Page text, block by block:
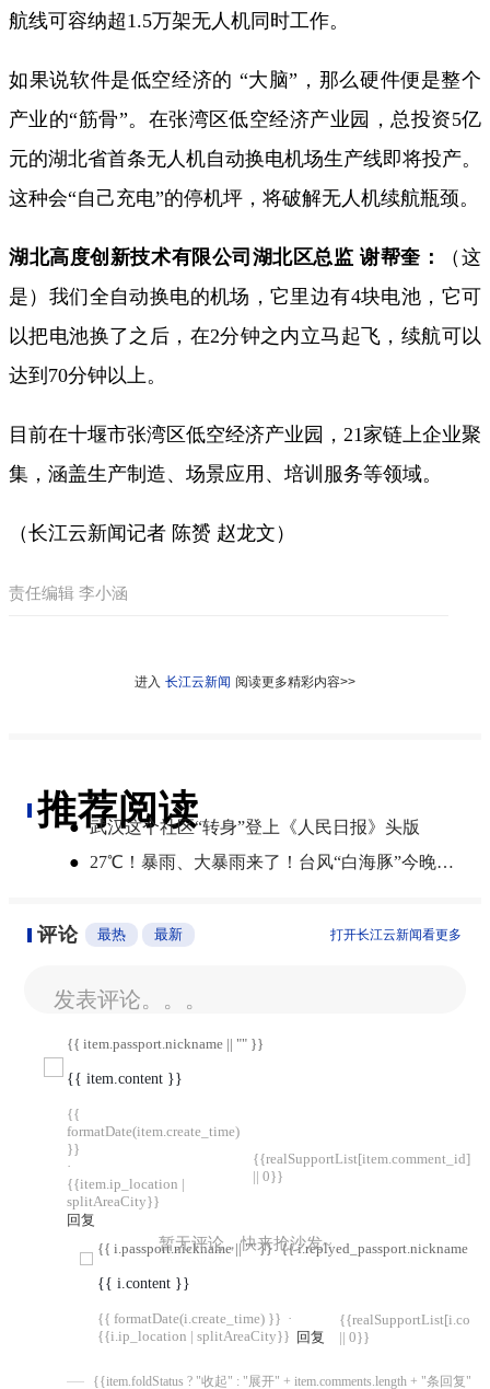
航线可容纳超1.5万架无人机同时工作。
如果说软件是低空经济的 “大脑”，那么硬件便是整个
产业的“筋骨”。在张湾区低空经济产业园，总投资5亿
元的湖北省首条无人机自动换电机场生产线即将投产。
这种会“自己充电”的停机坪，将破解无人机续航瓶颈。
湖北高度创新技术有限公司湖北区总监 谢帮奎：
（这
是）我们全自动换电的机场，它 里边有4块电池， 它可
以把电池换了之后， 在2分钟之内立马起飞， 续航可以
达到70分钟以上。
目前在十堰市张湾区低空经济产业园，21家链上企业聚
集，涵盖生产制造、场景应用、培训服务等领域。
（长江云新闻记者 陈赟 赵龙文）
责任编辑 李小涵
进入 长江云新闻 阅读更多精彩内容>>
推荐阅读
● 武汉这个社区“转身”登上《人民日报》头版
●
27℃！暴雨、大暴雨来了！台风“白海豚”今晚登陆，湖北开启降雨降温模式
评论 最热 最新 打开长江云新闻看更多
发表评论。。。
{{ item.passport.nickname || "" }}
{{ item.content }}
{{
formatDate(item.create_time)
}}
·
{{item.ip_location |
splitAreaCity}}
回复
{{realSupportList[item.comment_id]
|| 0}}
{{ i.passport.nickname || "" }} {{ i.replyed_passport.nickname ||
{{ i.content }}
{{ formatDate(i.create_time) }} ·
{{i.ip_location | splitAreaCity}} 回复
|| 0}}
{{item.foldStatus ? "收起" : "展开" + item.comments.length + "条回复"}}
暂无评论，快来抢沙发~